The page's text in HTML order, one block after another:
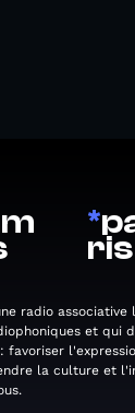
*
ris
radio associative
et qui
favoriser
la culture et